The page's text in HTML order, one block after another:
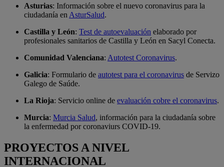
Asturias: Información sobre el nuevo coronavirus para la
ciudadanía en AsturSalud.
Castilla y León: Test de autoevaluación elaborado por
profesionales sanitarios de Castilla y León en Sacyl Conecta.
Comunidad Valenciana: Autotest Coronavirus.
Galicia: Formulario de autotest para el coronavirus de Servizo
Galego de Saúde.
La Rioja: Servicio online de evaluación cobre el coronavirus.
Murcia: Murcia Salud, información para la ciudadanía sobre
la enfermedad por coronaviurs COVID-19.
PROYECTOS A NIVEL
INTERNACIONAL